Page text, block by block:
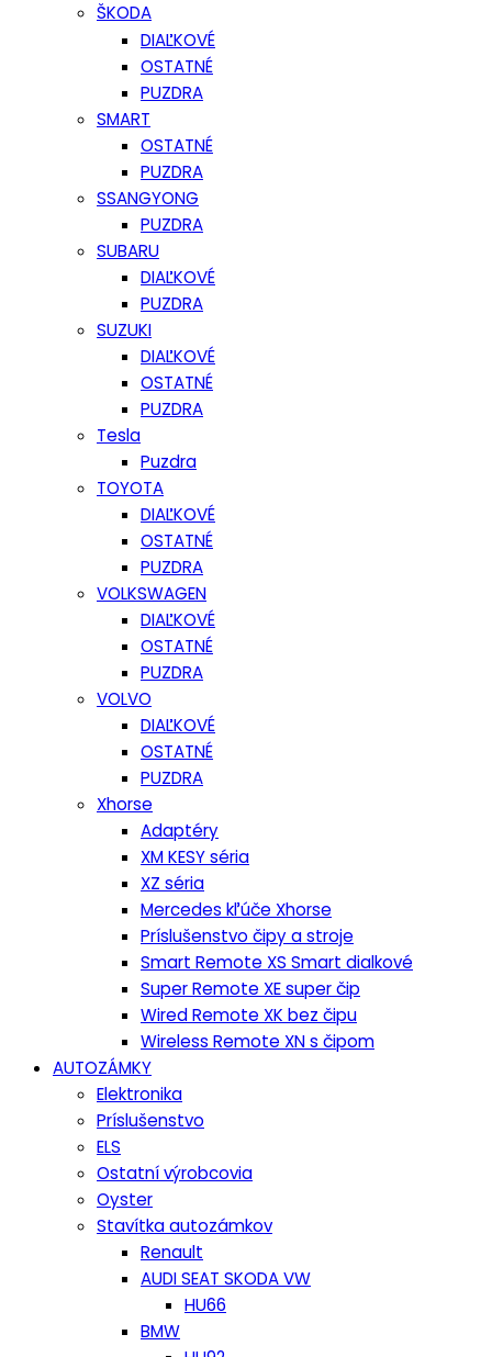
ŠKODA
DIAĽKOVÉ
OSTATNÉ
PUZDRA
SMART
OSTATNÉ
PUZDRA
SSANGYONG
PUZDRA
SUBARU
DIAĽKOVÉ
PUZDRA
SUZUKI
DIAĽKOVÉ
OSTATNÉ
PUZDRA
Tesla
Puzdra
TOYOTA
DIAĽKOVÉ
OSTATNÉ
PUZDRA
VOLKSWAGEN
DIAĽKOVÉ
OSTATNÉ
PUZDRA
VOLVO
DIAĽKOVÉ
OSTATNÉ
PUZDRA
Xhorse
Adaptéry
XM KESY séria
XZ séria
Mercedes kľúče Xhorse
Príslušenstvo čipy a stroje
Smart Remote XS Smart dialkové
Super Remote XE super čip
Wired Remote XK bez čipu
Wireless Remote XN s čipom
AUTOZÁMKY
Elektronika
Príslušenstvo
ELS
Ostatní výrobcovia
Oyster
Stavítka autozámkov
Renault
AUDI SEAT SKODA VW
HU66
BMW